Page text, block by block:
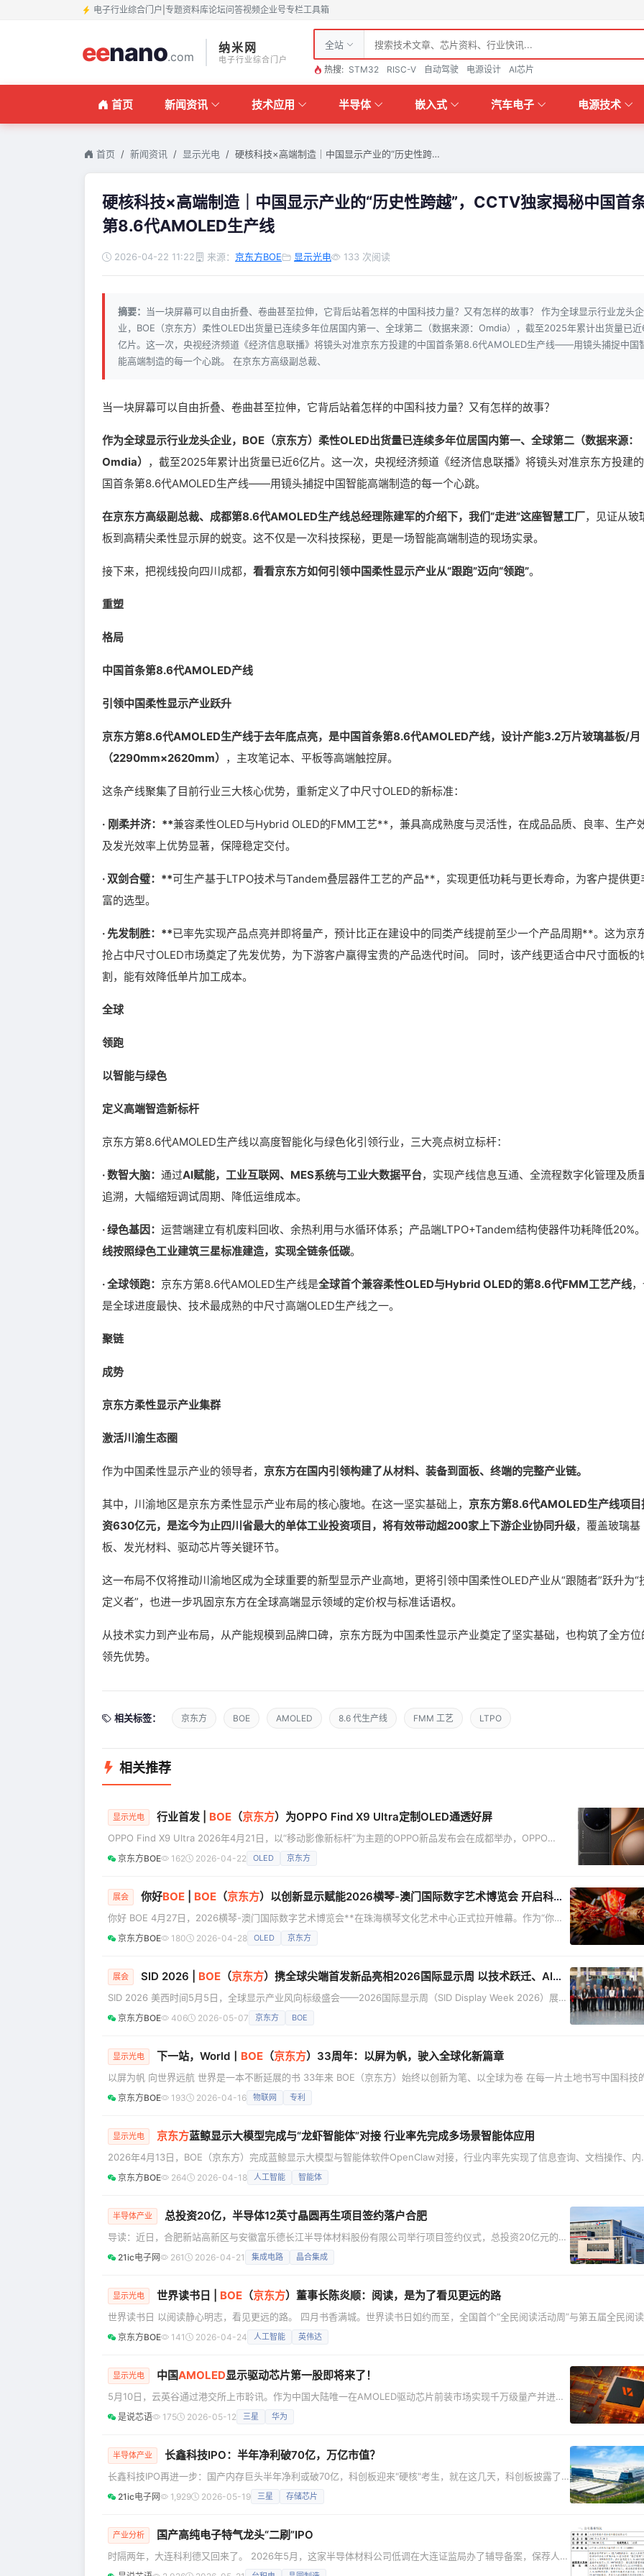
电子行业综合门户 专题资料库论坛问答视频企业号专栏工具箱
eenano.com
纳米网
电子行业综合门户
全站
热搜: STM32 RISC-V 自动驾驶 电源设计 AI芯片
首页 新闻资讯 技术应用 半导体 嵌入式 汽车电子 电源技术
首页 新闻资讯 显示光电 硬核科技×高端制造｜中国显示产业的“历史性跨…
硬核科技×高端制造｜中国显示产业的“历史性跨越”，CCTV独家揭秘中国首
第8.6代AMOLED生产线
2026-04-22 11:22 来源： 京东方BOE 显示光电 133 次阅读
摘要： 当一块屏幕可以自由折叠、卷曲甚至拉伸，它背后站着怎样的中国科技力量？又有怎样的故事？ 作为全球显示行业龙头企
业，BOE（京东方）柔性OLED出货量已连续多年位居国内第一、全球第二（数据来源：Omdia），截至2025年累计出货量已
亿片。这一次，央视经济频道《经济信息联播》将镜头对准京东方投建的中国首条第8.6代AMOLED生产线——用镜头捕捉中国
能高端制造的每一个心跳。 在京东方高级副总裁、
当一块屏幕可以自由折叠、卷曲甚至拉伸，它背后站着怎样的中国科技力量？又有怎样的故事？
作为全球显示行业龙头企业，BOE（京东方）柔性OLED出货量已连续多年位居国内第一、全球第二（数据来源：
Omdia） ，截至2025年累计出货量已近6亿片。这一次，央视经济频道《经济信息联播》将镜头对准京东方投建
国首条第8.6代AMOLED生产线——用镜头捕捉中国智能高端制造的每一个心跳。
在京东方高级副总裁、成都第8.6代AMOLED生产线总经理陈建军的介绍下，我们“走进”这座智慧工厂，见证从玻
板到高精尖柔性显示屏的蜕变。这不仅是一次科技探秘，更是一场智能高端制造的现场实录。
接下来，把视线投向四川成都， 看看京东方如何引领中国柔性显示产业从“跟跑”迈向“领跑”。
重塑
格局
中国首条第8.6代AMOLED产线
引领中国柔性显示产业跃升
京东方第8.6代AMOLED生产线于去年底点亮，是中国首条第8.6代AMOLED产线，设计产能3.2万片玻璃基板/月
（2290mm×2620mm） ，主攻笔记本、平板等高端触控屏。
这条产线聚集了目前行业三大核心优势，重新定义了中尺寸OLED的新标准：
· 刚柔并济：**兼容柔性OLED与Hybrid OLED的FMM工艺**，兼具高成熟度与灵活性，在成品品质、良率、生产
及发光效率上优势显著，保障稳定交付。
· 双剑合璧：**可生产基于LTPO技术与Tandem叠层器件工艺的产品**，实现更低功耗与更长寿命，为客户提供更
富的选型。
· 先发制胜：**已率先实现产品点亮并即将量产，预计比正在建设中的同类产线提前至少一个产品周期**。这为京
抢占中尺寸OLED市场奠定了先发优势，为下游客户赢得宝贵的产品迭代时间。 同时，该产线更适合中尺寸面板的
割，能有效降低单片加工成本。
全球
领跑
以智能与绿色
定义高端智造新标杆
京东方第8.6代AMOLED生产线以高度智能化与绿色化引领行业，三大亮点树立标杆：
· 数智大脑： 通过AI赋能，工业互联网、MES系统与工业大数据平台，实现产线信息互通、全流程数字化管理及质
追溯，大幅缩短调试周期、降低运维成本。
· 绿色基因： 运营端建立有机废料回收、余热利用与水循环体系；产品端LTPO+Tandem结构使器件功耗降低20%
线按照绿色工业建筑三星标准建造，实现全链条低碳。
· 全球领跑： 京东方第8.6代AMOLED生产线是全球首个兼容柔性OLED与Hybrid OLED的第8.6代FMM工艺产线
是全球进度最快、技术最成熟的中尺寸高端OLED生产线之一。
聚链
成势
京东方柔性显示产业集群
激活川渝生态圈
作为中国柔性显示产业的领导者， 京东方在国内引领构建了从材料、装备到面板、终端的完整产业链。
其中，川渝地区是京东方柔性显示产业布局的核心腹地。在这一坚实基础上， 京东方第8.6代AMOLED生产线项目
资630亿元，是迄今为止四川省最大的单体工业投资项目，将有效带动超200家上下游企业协同升级，覆盖玻璃基
板、发光材料、驱动芯片等关键环节。
这一布局不仅将推动川渝地区成为全球重要的新型显示产业高地，更将引领中国柔性OLED产业从“跟随者”跃升为“
定义者”，也进一步巩固京东方在全球高端显示领域的定价权与标准话语权。
从技术实力到产业布局，从产能规模到品牌口碑，京东方既为中国柔性显示产业奠定了坚实基础，也构筑了全方位
领先优势。
相关标签： 京东方 BOE AMOLED 8.6 代生产线 FMM 工艺 LTPO
相关推荐
显示光电 行业首发 | BOE （京东方）为OPPO Find X9 Ultra定制OLED通透好屏
OPPO Find X9 Ultra 2026年4月21日，以“移动影像新标杆”为主题的OPPO新品发布会在成都举办，OPPO
Find X9 Ultra正式亮相。该机型搭载了由BOE（京东方）定制的行业首款旗舰级OLED通透好屏，在色彩、清晰
京东方BOE 162 2026-04-22 OLED 京东方
展会 你好BOE BOE （京东方）以创新显示赋能2026横琴-澳门国际数字艺术博览会 开启科技艺术共生新篇章
你好 BOE 4月27日，2026横琴-澳门国际数字艺术博览会**在珠海横琴文化艺术中心正式拉开帷幕。作为“你好
BOE”全球巡展的年度特别活动，全球显示产业巨头BOE（京东方）连续两届以战略合作伙伴身份深度参与**，
京东方BOE 180 2026-04-28 OLED 京东方
展会 SID 2026 | BOE （京东方）携全球尖端首发新品亮相2026国际显示周 以技术跃迁、AI赋能与全球协同开启显示产业新征程
SID 2026 美西时间5月5日，全球显示产业风向标级盛会——2026国际显示周（SID Display Week 2026）展会
在美国洛杉矶拉开帷幕。 作为全球显示行业领军企业，BOE（京东方）连续第12年亮相这一顶级舞台，携三大技
京东方BOE 406 2026-05-07 京东方 BOE
显示光电 下一站，World丨 BOE （京东方）33周年：以屏为帆，驶入全球化新篇章
以屏为帆 向世界远航 世界是一本不断延展的书 33年来 BOE（京东方）始终以创新为笔、以全球为卷 在每一片土地书写中国科技
精彩 站在33周年的新起点上 我们迈入全球化战略升维的新征程 以屏为帆，从“走出去”到“融进去” 将中国显示科技的硬核实力 植
京东方BOE 193 2026-04-16 物联网 专利
显示光电 京东方蓝鲸显示大模型完成与“龙虾智能体”对接 行业率先完成多场景智能体应用
2026年4月13日，BOE（京东方）完成蓝鲸显示大模型与智能体软件OpenClaw对接，行业内率先实现了信息查询、文档操作、内
审批、邮件处理、代码生成等高频场景的智能体应用。 此次蓝鲸显示大模型与龙虾智能体的对接，推动了京东方AI能力从“知识服
京东方BOE 264 2026-04-18 人工智能 智能体
半导体产业 总投资20亿，半导体12英寸晶圆再生项目签约落户合肥
导读：近日，合肥新站高新区与安徽富乐德长江半导体材料股份有限公司举行项目签约仪式，总投资20亿元的12
英寸晶圆再生项目正式落户。这不仅标志着双方合作共赢的重要开端，更是新站高新区聚力“强链、补链、延
21ic电子网 261 2026-04-21 集成电路 晶合集成
显示光电 世界读书日 | BOE （京东方）董事长陈炎顺：阅读，是为了看见更远的路
世界读书日 以阅读静心明志，看见更远的路。 四月书香满城。世界读书日如约而至，全国首个“全民阅读活动周”与第五届全民阅
会也在本周同步启幕，处处涌动着读书求知的美好氛围。 在这样的书香氛围里，BOE（京东方）董事长陈炎顺分享了自己的阅读
京东方BOE 141 2026-04-24 人工智能 英伟达
显示光电 中国AMOLED显示驱动芯片第一股即将来了！
5月10日，云英谷通过港交所上市聆讯。作为中国大陆唯一在AMOLED驱动芯片前装市场实现千万级量产并进入
主流手机品牌供应链的设计公司，其即将登陆资本市场，标志着国产高端显示驱动芯片产业迈入资本化新阶段，
是说芯语 175 2026-05-12 三星 华为
半导体产业 长鑫科技IPO：半年净利破70亿，万亿市值？
长鑫科技IPO再进一步：国产内存巨头半年净利或破70亿，科创板迎来"硬核"考生，就在这几天，科创板披露了
一则让半导体圈沸腾的消息——长鑫科技的上市审核状态正式更新为"已问询"。这意味着，这家承载着国产
DRAM希望的巨头，距离登陆A股又近了一大步。从2025年底递交材料，到2026年5月进入问询阶段，长鑫的
21ic电子网 1,929 2026-05-19 三星 存储芯片
产业分析 国产高纯电子特气龙头“二刷”IPO
时隔两年，大连科利德又回来了。 2026年5月，这家半导体材料公司低调在大连证监局办了辅导备案，保荐人从
海通证券换成了华泰联合证券，会计师事务所也换了。对熟悉A股审核节奏的人来说，这个信号很明确：科利德